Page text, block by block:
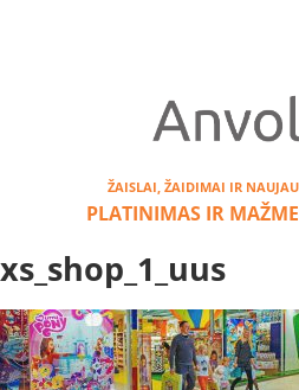
ŽAISLAI, ŽAIDIMAI IR
PLATINIMAS IR
xs_shop_1_uus